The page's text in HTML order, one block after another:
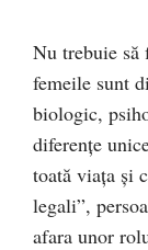
Nu trebuie să
femeile sunt
biologic,
diferențe
toată viața și
legali”,
afara unor